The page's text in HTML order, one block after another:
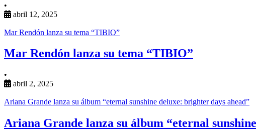
•
abril 12, 2025
Mar Rendón lanza su tema “TIBIO”
Mar Rendón lanza su tema “TIBIO”
•
abril 2, 2025
Ariana Grande lanza su álbum “eternal sunshine deluxe: brighter days ahead”
Ariana Grande lanza su álbum “eternal